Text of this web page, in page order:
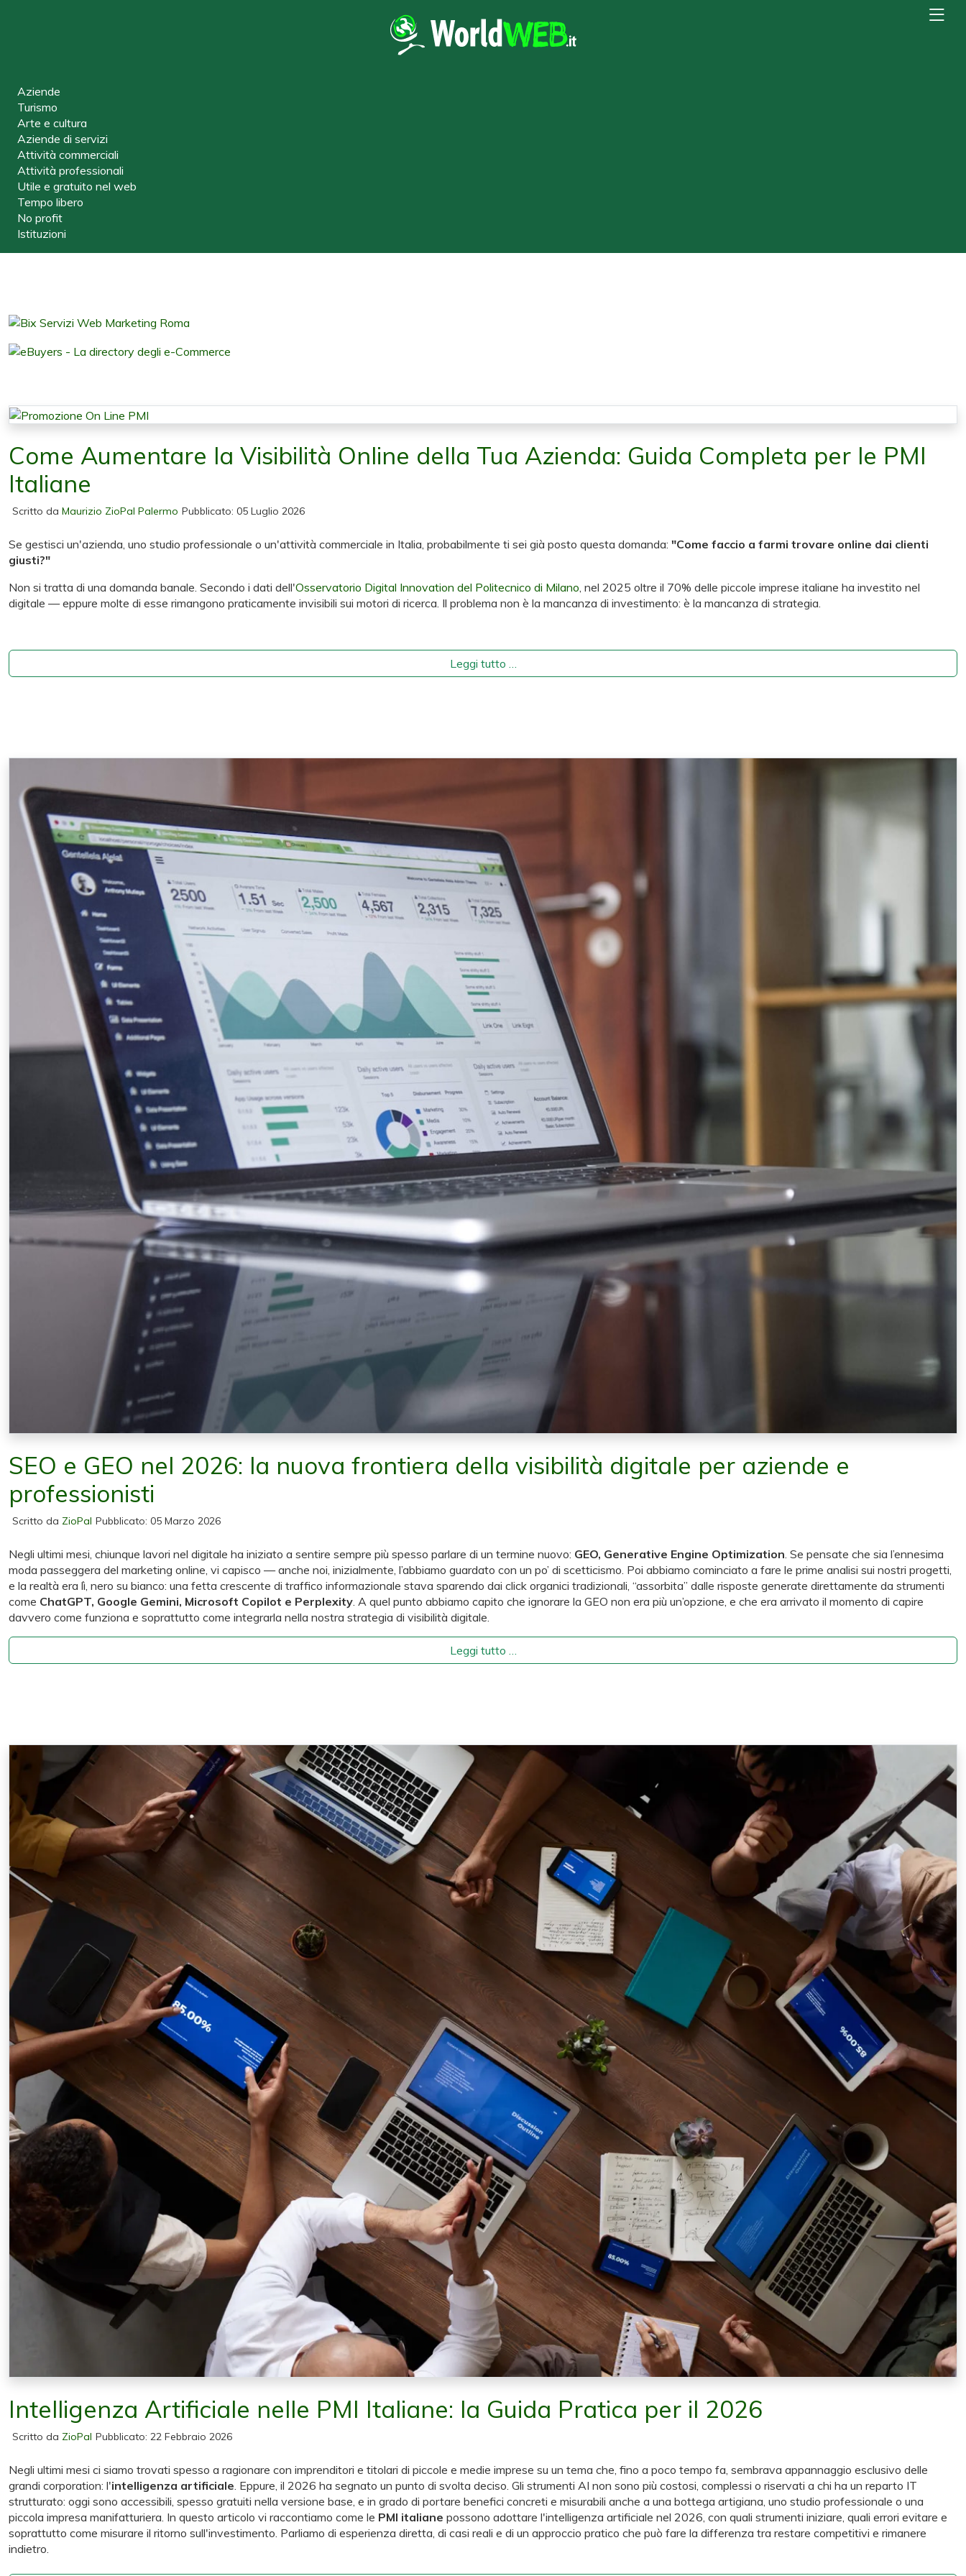
Aziende
Turismo
Arte e cultura
Aziende di servizi
Attività commerciali
Attività professionali
Utile e gratuito nel web
Tempo libero
No profit
Istituzioni
Come Aumentare la Visibilità Online della Tua Azienda: Guida Completa per le PMI
Italiane
Scritto da Maurizio ZioPal Palermo Pubblicato: 05 Luglio 2026
Se gestisci un'azienda, uno studio professionale o un'attività commerciale in Italia, probabilmente ti sei già posto questa domanda: "Come faccio a farmi trovare online dai clienti
giusti?"
Non si tratta di una domanda banale. Secondo i dati dell'Osservatorio Digital Innovation del Politecnico di Milano , nel 2025 oltre il 70% delle piccole imprese italiane ha investito nel
digitale — eppure molte di esse rimangono praticamente invisibili sui motori di ricerca. Il problema non è la mancanza di investimento: è la mancanza di strategia.
Leggi tutto …
SEO e GEO nel 2026: la nuova frontiera della visibilità digitale per aziende e
professionisti
Scritto da ZioPal Pubblicato: 05 Marzo 2026
Negli ultimi mesi, chiunque lavori nel digitale ha iniziato a sentire sempre più spesso parlare di un termine nuovo: GEO, Generative Engine Optimization. Se pensate che sia l’ennesima
moda passeggera del marketing online, vi capisco — anche noi, inizialmente, l’abbiamo guardato con un po’ di scetticismo. Poi abbiamo cominciato a fare le prime analisi sui nostri progetti,
e la realtà era lì, nero su bianco: una fetta crescente di traffico informazionale stava sparendo dai click organici tradizionali, “assorbita” dalle risposte generate direttamente da strumenti
come ChatGPT, Google Gemini, Microsoft Copilot e Perplexity. A quel punto abbiamo capito che ignorare la GEO non era più un’opzione, e che era arrivato il momento di capire
davvero come funziona e soprattutto come integrarla nella nostra strategia di visibilità digitale.
Leggi tutto …
Intelligenza Artificiale nelle PMI Italiane: la Guida Pratica per il 2026
Scritto da ZioPal Pubblicato: 22 Febbraio 2026
Negli ultimi mesi ci siamo trovati spesso a ragionare con imprenditori e titolari di piccole e medie imprese su un tema che, fino a poco tempo fa, sembrava appannaggio esclusivo delle
grandi corporation: l'intelligenza artificiale. Eppure, il 2026 ha segnato un punto di svolta deciso. Gli strumenti AI non sono più costosi, complessi o riservati a chi ha un reparto IT
strutturato: oggi sono accessibili, spesso gratuiti nella versione base, e in grado di portare benefici concreti e misurabili anche a una bottega artigiana, uno studio professionale o una
piccola impresa manifatturiera. In questo articolo vi raccontiamo come le PMI italiane possono adottare l'intelligenza artificiale nel 2026, con quali strumenti iniziare, quali errori evitare e
soprattutto come misurare il ritorno sull'investimento. Parliamo di esperienza diretta, di casi reali e di un approccio pratico che può fare la differenza tra restare competitivi e rimanere
indietro.